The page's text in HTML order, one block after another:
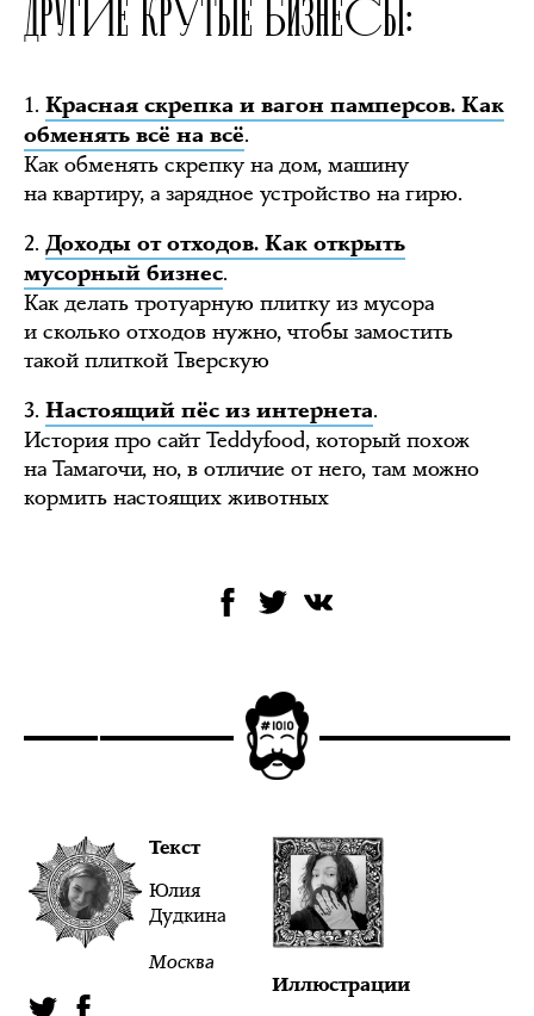
ДРУГИЕ КРУТЫЕ БИЗНЕСЫ:
1. Красная скрепка и вагон памперсов. Как
обменять всё на всё.
Как обменять скрепку на дом, машину
на квартиру, а зарядное устройство на гирю.
2. Доходы от отходов. Как открыть
мусорный бизнес.
Как делать тротуарную плитку из мусора
и сколько отходов нужно, чтобы замостить
такой плиткой Тверскую
3. Настоящий пёс из интернета.
История про сайт Teddyfood, который похож
на Тамагочи, но, в отличие от него, там можно
кормить настоящих животных
Текст
Юлия
Дудкина
Москва
Иллюстрации